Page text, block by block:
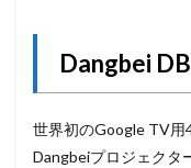
Dangbei
世界初のGoogle TV用
Dangbeiプロジェクタ